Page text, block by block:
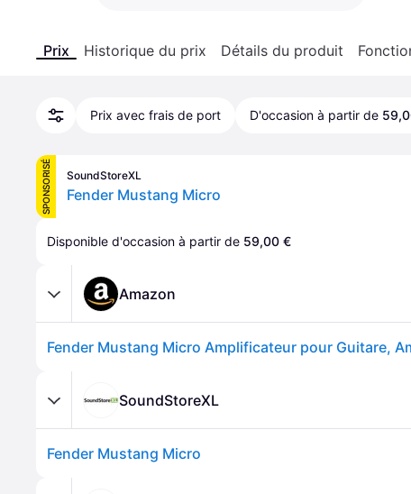
Prix Historique du prix Détails du produit
Prix avec frais de port D'occasion à partir de
SPONSORISÉ SoundStoreXL
Fender Mustang Micro
Disponible d'occasion à partir de 59,00 €
Amazon
SoundStoreXL
Fender Mustang Micro